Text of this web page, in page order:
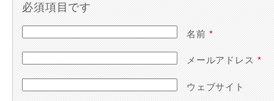
必須項目です
名前*
メールアドレス*
ウェブサイト